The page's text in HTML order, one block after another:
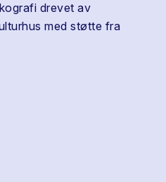
drevet av
med støtte fra